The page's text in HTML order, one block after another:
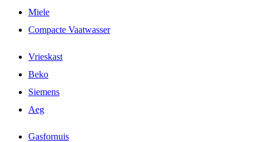
Miele
Compacte Vaatwasser
Vrieskast
Beko
Siemens
Aeg
Gasfornuis